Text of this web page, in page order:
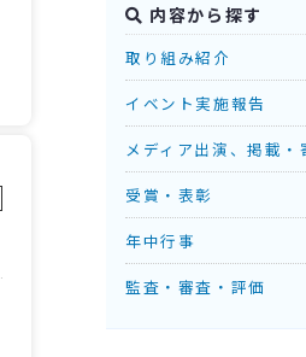
内容から探す
取り組み紹介
イベント実施報告
メディア出演、掲載・
受賞・表彰
年中行事
監査・審査・評価